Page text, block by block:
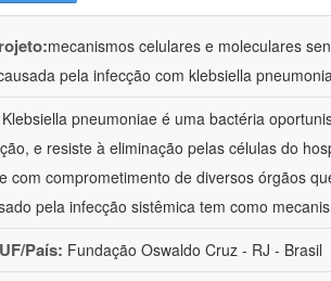
mecanismos celulares e moleculares
pela infecção com klebsiella
pneumoniae é uma bactéria
e resiste à eliminação pelas células do
com comprometimento de diversos órgãos
pela infecção sistêmica tem como
País: Fundação Oswaldo Cruz - RJ - Brasil